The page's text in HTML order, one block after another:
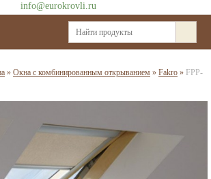
info@eurokrovli.ru
» Окна с комбинированным открыванием » Fakro » FPP-